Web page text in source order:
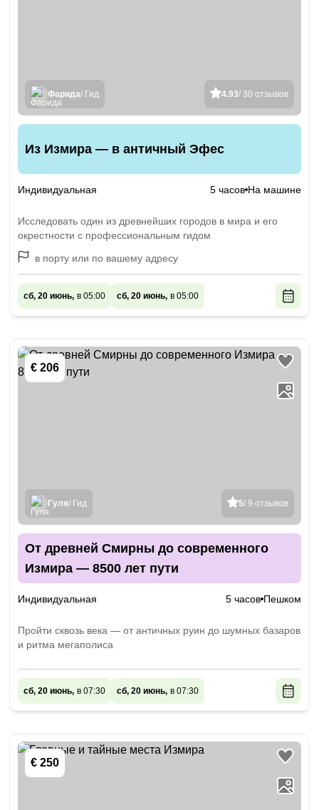
4.93/ 30 отзывов
Фарида/ Гид
Из Измира — в античный Эфес
Индивидуальная 5 часов На машине
Исследовать один из древнейших городов в мира и его
окрестности с профессиональным гидом
в порту или по вашему адресу
сб, 20 июнь, в 05:00 сб, 20 июнь, в 05:00
€ 206
5/ 9 отзывов
Гуля/ Гид
От древней Смирны до современного
Измира — 8500 лет пути
Индивидуальная 5 часов Пешком
Пройти сквозь века — от античных руин до шумных базаров
и ритма мегаполиса
сб, 20 июнь, в 07:30 сб, 20 июнь, в 07:30
€ 250